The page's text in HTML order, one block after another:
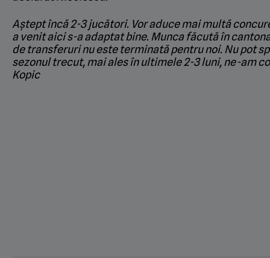
Aștept încă 2-3 jucători. Vor aduce mai multă
a venit aici s-a adaptat bine. Munca făcută în
de transferuri nu este terminată pentru noi. Nu pot
sezonul trecut, mai ales în ultimele 2-3 luni, ne-am
Kopic